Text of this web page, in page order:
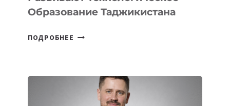
Образование Таджикистана
ПОДРОБНЕЕ
КОТОРЫЕ
РАЗВИВАЮТ